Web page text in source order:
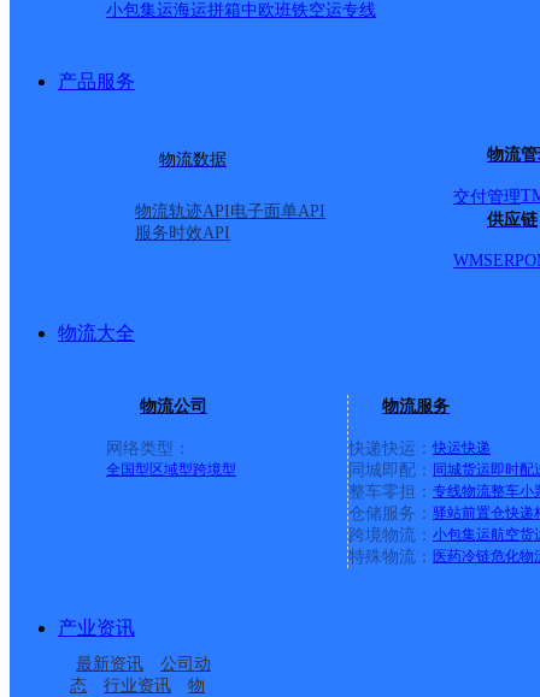
小包集运海运拼箱中欧班铁空运专线
产品服务
物流数据
物流轨迹API电子面单API
服务时效API
物流
交付管理
供应链
WMSERP
物流大全
物流公司
网络类型：
全国型 区域型跨境型
物流服务
快递快运： 快运快递
同城即配： 同城货运即时配
整车零担： 专线物流整车小
仓储服务： 驿站前置仓快递
跨境物流： 小包集运航空货
特殊物流： 医药冷链危化物
产业资讯
最新资讯
公司动
态
行业资讯
物
临港服务部物流园分部
山东威海公司通达驿站